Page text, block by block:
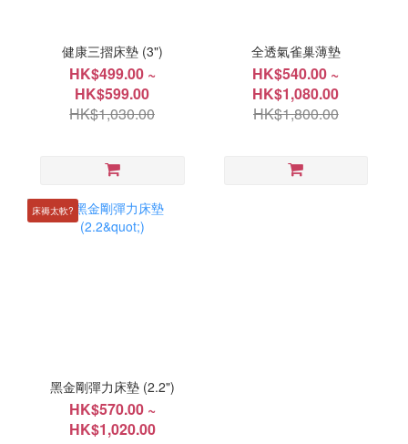
健康三摺床墊 (3")
HK$499.00 ~
HK$599.00
HK$1,030.00
全透氣雀巢薄墊
HK$540.00 ~
HK$1,080.00
HK$1,800.00
床褥太軟?
黑金剛彈力床墊 (2.2")
HK$570.00 ~
HK$1,020.00